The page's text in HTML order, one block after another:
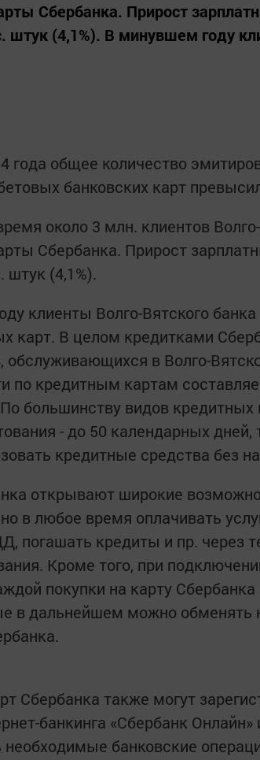
Сбербанка. Прирост
штук (4,1%). В минувшем году
года общее количество
банковских карт
около 3 млн. клиентов
Сбербанка. Прирост
штук (4,1%).
клиенты Волго-Вятского
карт. В целом кредитками
обслуживающихся в Волго-
по кредитным картам
большинству видов кредитных
- до 50 календарных дней,
кредитные средства без
открывают широкие
в любое время оплачивать
погашать кредиты и пр. через
Кроме того, при
покупки на карту
в дальнейшем можно обменять
Сбербанка также могут
банкинга «Сбербанк
необходимые банковские